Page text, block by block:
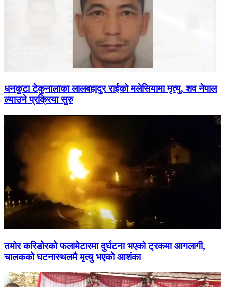
धनकुटा टेकुनालाका लालबहादुर राईको मलेसियामा मृत्यु, शव नेपाल
ल्याउने प्रक्रिया सुरु
तमोर करिडोरको फलामेटारमा दुर्घटना भएको ट्रकमा आगलागी,
चालकको घटनास्थलमै मृत्यु भएको आशंका